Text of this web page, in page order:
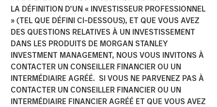
LA DÉFINITION D’UN « INVESTISSEUR PROFESSIONNEL
» (TEL QUE DÉFINI CI-DESSOUS), ET QUE VOUS AVEZ
DES QUESTIONS RELATIVES À UN INVESTISSEMENT
DANS LES PRODUITS DE MORGAN STANLEY
INVESTMENT MANAGEMENT, NOUS VOUS INVITONS À
CONTACTER UN CONSEILLER FINANCIER OU UN
INTERMÉDIAIRE AGRÉÉ. SI VOUS NE PARVENEZ PAS À
CONTACTER UN CONSEILLER FINANCIER OU UN
INTERMÉDIAIRE FINANCIER AGRÉÉ ET QUE VOUS AVEZ
Hedge Funds 2026
Outlook
18 DÉCEMBRE 2025